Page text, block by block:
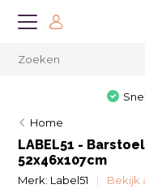
Home
LABEL51 -
52x46x107cm
Merk: Label51 Bekijk